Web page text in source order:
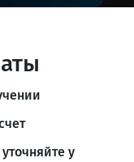
у